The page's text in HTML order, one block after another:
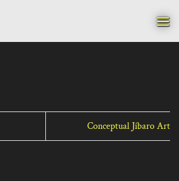
Conceptual Jíbaro Art